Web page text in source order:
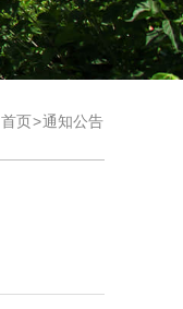
首页>通知公告